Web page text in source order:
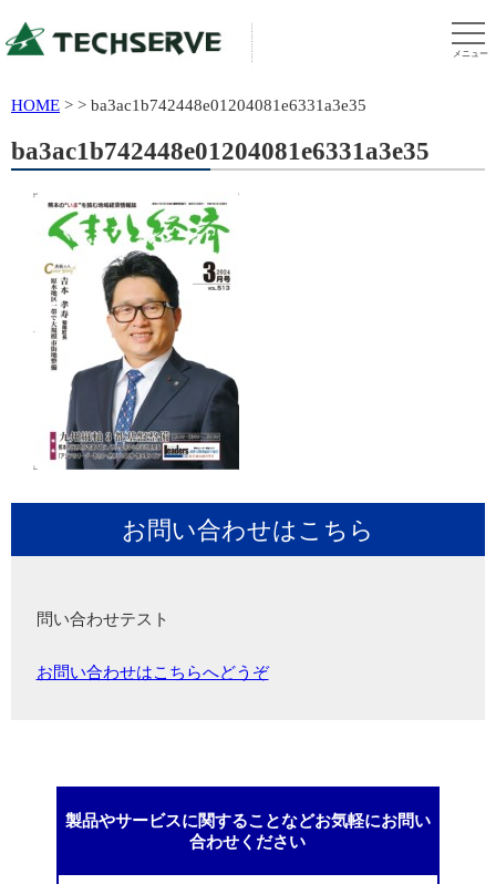
メニュー
HOME > > ba3ac1b742448e01204081e6331a3e35
ba3ac1b742448e01204081e6331a3e35
お問い合わせはこちら
問い合わせテスト
お問い合わせはこちらへどうぞ
製品やサービスに関することなどお気軽にお問い
合わせください